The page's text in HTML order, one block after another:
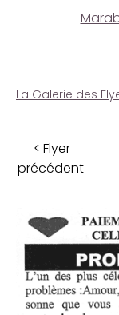
La Galerie des
< Flyer
précédent